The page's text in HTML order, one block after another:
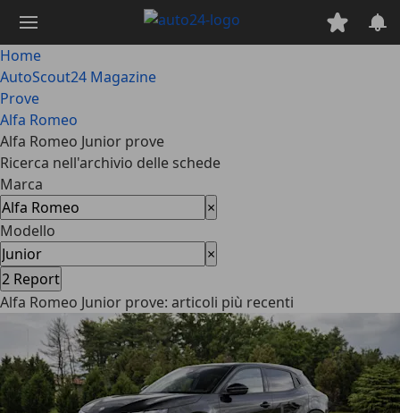
contenuto
principale
Home
AutoScout24 Magazine
Prove
Alfa Romeo
Alfa Romeo Junior prove
Ricerca nell'archivio delle schede
Marca
×
Modello
×
2 Report
Alfa Romeo Junior prove: articoli più recenti